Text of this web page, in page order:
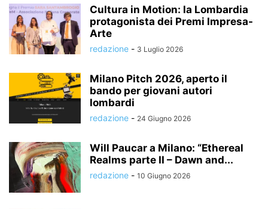
Cultura in Motion: la Lombardia
protagonista dei Premi Impresa-
Arte
redazione - 3 Luglio 2026
Milano Pitch 2026, aperto il
bando per giovani autori
lombardi
redazione - 24 Giugno 2026
Will Paucar a Milano: “Ethereal
Realms parte II – Dawn and...
redazione - 10 Giugno 2026